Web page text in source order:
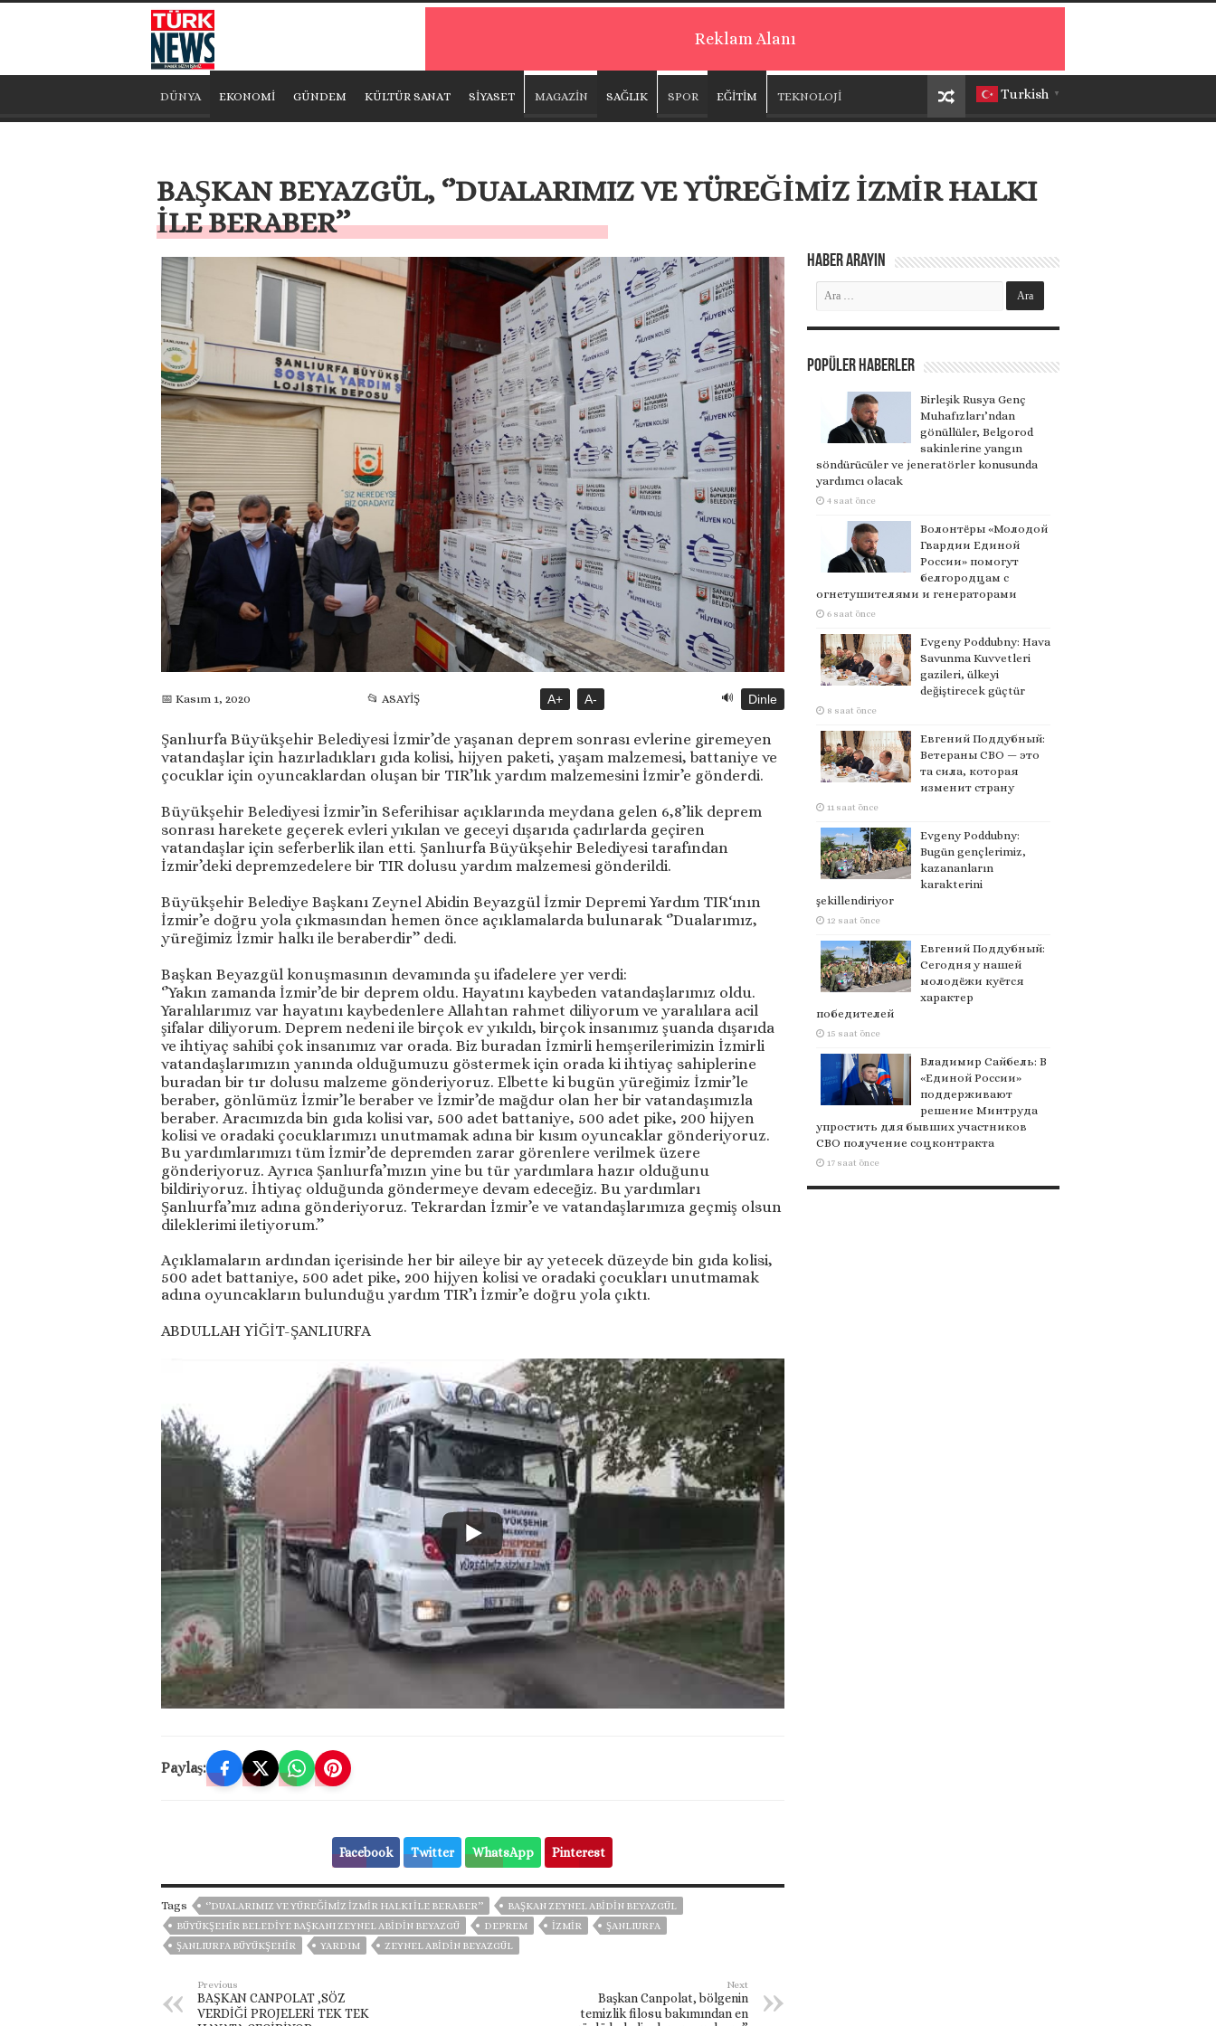
Reklam Alanı
Turkish ▼
DÜNYA EKONOMİ GÜNDEM KÜLTÜR SANAT SİYASET MAGAZİN SAĞLIK SPOR EĞİTİM TEKNOLOJİ
BAŞKAN BEYAZGÜL, ‘’DUALARIMIZ VE YÜREĞİMİZ İZMİR HALKI
İLE BERABER’’
📅 Kasım 1, 2020 📂 ASAYİŞ A+ A- 🔊 Dinle
Şanlıurfa Büyükşehir Belediyesi İzmir’de yaşanan deprem sonrası evlerine giremeyen
vatandaşlar için hazırladıkları gıda kolisi, hijyen paketi, yaşam malzemesi, battaniye ve
çocuklar için oyuncaklardan oluşan bir TIR’lık yardım malzemesini İzmir’e gönderdi.
Büyükşehir Belediyesi İzmir’in Seferihisar açıklarında meydana gelen 6,8’lik deprem
sonrası harekete geçerek evleri yıkılan ve geceyi dışarıda çadırlarda geçiren
vatandaşlar için seferberlik ilan etti. Şanlıurfa Büyükşehir Belediyesi tarafından
İzmir’deki depremzedelere bir TIR dolusu yardım malzemesi gönderildi.
Büyükşehir Belediye Başkanı Zeynel Abidin Beyazgül İzmir Depremi Yardım TIR‘ının
İzmir’e doğru yola çıkmasından hemen önce açıklamalarda bulunarak ‘’Dualarımız,
yüreğimiz İzmir halkı ile beraberdir’’ dedi.
Başkan Beyazgül konuşmasının devamında şu ifadelere yer verdi:
‘’Yakın zamanda İzmir’de bir deprem oldu. Hayatını kaybeden vatandaşlarımız oldu.
Yaralılarımız var hayatını kaybedenlere Allahtan rahmet diliyorum ve yaralılara acil
şifalar diliyorum. Deprem nedeni ile birçok ev yıkıldı, birçok insanımız şuanda dışarıda
ve ihtiyaç sahibi çok insanımız var orada. Biz buradan İzmirli hemşerilerimizin İzmirli
vatandaşlarımızın yanında olduğumuzu göstermek için orada ki ihtiyaç sahiplerine
buradan bir tır dolusu malzeme gönderiyoruz. Elbette ki bugün yüreğimiz İzmir’le
beraber, gönlümüz İzmir’le beraber ve İzmir’de mağdur olan her bir vatandaşımızla
beraber. Aracımızda bin gıda kolisi var, 500 adet battaniye, 500 adet pike, 200 hijyen
kolisi ve oradaki çocuklarımızı unutmamak adına bir kısım oyuncaklar gönderiyoruz.
Bu yardımlarımızı tüm İzmir’de depremden zarar görenlere verilmek üzere
gönderiyoruz. Ayrıca Şanlıurfa’mızın yine bu tür yardımlara hazır olduğunu
bildiriyoruz. İhtiyaç olduğunda göndermeye devam edeceğiz. Bu yardımları
Şanlıurfa’mız adına gönderiyoruz. Tekrardan İzmir’e ve vatandaşlarımıza geçmiş olsun
dileklerimi iletiyorum.’’
Açıklamaların ardından içerisinde her bir aileye bir ay yetecek düzeyde bin gıda kolisi,
500 adet battaniye, 500 adet pike, 200 hijyen kolisi ve oradaki çocukları unutmamak
adına oyuncakların bulunduğu yardım TIR’ı İzmir’e doğru yola çıktı.
ABDULLAH YİĞİT-ŞANLIURFA
Paylaş:
Facebook Twitter WhatsApp Pinterest
Tags ‘’DUALARIMIZ VE YÜREĞİMİZ İZMİR HALKI İLE BERABER’’
BAŞKAN ZEYNEL ABİDİN BEYAZGÜL
BÜYÜKŞEHIR BELEDIYE BAŞKANI ZEYNEL ABIDIN BEYAZGÜ
DEPREM İZMIR
ŞANLIURFA
ŞANLIURFA BÜYÜKŞEHİR
YARDIM ZEYNEL ABİDİN BEYAZGÜL
Previous
BAŞKAN CANPOLAT ,SÖZ
VERDİĞİ PROJELERİ TEK TEK
Next
Başkan Canpolat, bölgenin
temizlik filosu bakımından en
Haber Arayın
Popüler Haberler
Birleşik Rusya Genç
Muhafızları’ndan
gönüllüler, Belgorod
sakinlerine yangın
söndürücüler ve jeneratörler konusunda
yardımcı olacak
4 saat önce
Волонтёры «Молодой
Гвардии Единой
России» помогут
белгородцам с
огнетушителями и генераторами
6 saat önce
Evgeny Poddubny: Hava
Savunma Kuvvetleri
gazileri, ülkeyi
değiştirecek güçtür
8 saat önce
Евгений Поддубный:
Ветераны СВО — это
та сила, которая
изменит страну
11 saat önce
Evgeny Poddubny:
Bugün gençlerimiz,
kazananların
karakterini
şekillendiriyor
12 saat önce
Евгений Поддубный:
Сегодня у нашей
молодёжи куётся
характер
победителей
15 saat önce
Владимир Сайбель: В
«Единой России»
поддерживают
решение Минтруда
упростить для бывших участников
СВО получение соцконтракта
17 saat önce